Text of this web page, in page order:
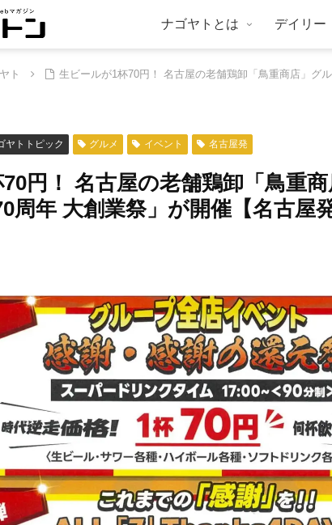
ナゴヤトとは デイリー
ト 生ビールが1杯70円！ 名古屋の老舗鶏卸「鳥重商店」グ
ヤトトピック グルメ イベント 名古屋発
円！ 名古屋の老舗鶏卸「鳥重
周年 大創業祭」が開催【名古屋発